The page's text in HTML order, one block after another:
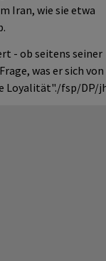
Iran, wie sie etwa
- ob seitens seiner
was er sich von
Loyalität"./fsp/DP/